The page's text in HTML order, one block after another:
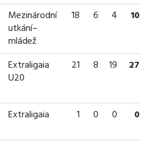
Mezinárodní
utkání–
mládež
18 6 4 10
Extraligaia
U20
21 8 19 27
Extraligaia 1 0 0 0